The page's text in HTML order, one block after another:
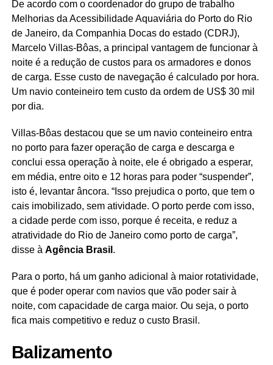
De acordo com o coordenador do grupo de trabalho
Melhorias da Acessibilidade Aquaviária do Porto do Rio
de Janeiro, da Companhia Docas do estado (CDRJ),
Marcelo Villas-Bôas, a principal vantagem de funcionar à
noite é a redução de custos para os armadores e donos
de carga. Esse custo de navegação é calculado por hora.
Um navio conteineiro tem custo da ordem de US$ 30 mil
por dia.
Villas-Bôas destacou que se um navio conteineiro entra
no porto para fazer operação de carga e descarga e
conclui essa operação à noite, ele é obrigado a esperar,
em média, entre oito e 12 horas para poder “suspender”,
isto é, levantar âncora. “Isso prejudica o porto, que tem o
cais imobilizado, sem atividade. O porto perde com isso,
a cidade perde com isso, porque é receita, e reduz a
atratividade do Rio de Janeiro como porto de carga”,
disse à Agência Brasil .
Para o porto, há um ganho adicional à maior rotatividade,
que é poder operar com navios que vão poder sair à
noite, com capacidade de carga maior. Ou seja, o porto
fica mais competitivo e reduz o custo Brasil.
Balizamento